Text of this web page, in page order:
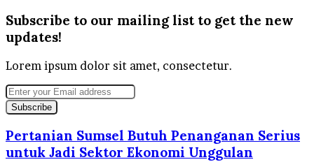
Subscribe to our mailing list to get the new
updates!
Lorem ipsum dolor sit amet, consectetur.
Enter
your
Email
address
Pertanian Sumsel Butuh Penanganan Serius
untuk Jadi Sektor Ekonomi Unggulan